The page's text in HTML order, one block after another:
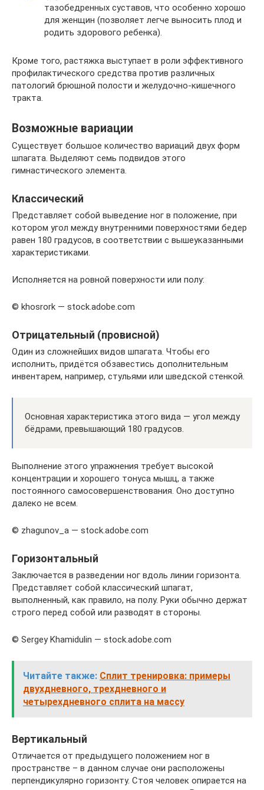
тазобедренных суставов, что особенно хорошо
для женщин (позволяет легче выносить плод и
родить здорового ребенка).
Кроме того, растяжка выступает в роли эффективного
профилактического средства против различных
патологий брюшной полости и желудочно-кишечного
тракта.
Возможные вариации
Существует большое количество вариаций двух форм
шпагата. Выделяют семь подвидов этого
гимнастического элемента.
Классический
Представляет собой выведение ног в положение, при
котором угол между внутренними поверхностями бедер
равен 180 градусов, в соответствии с вышеуказанными
характеристиками.
Исполняется на ровной поверхности или полу:
© khosrork — stock.adobe.com
Отрицательный (провисной)
Один из сложнейших видов шпагата. Чтобы его
исполнить, придётся обзавестись дополнительным
инвентарем, например, стульями или шведской стенкой.
Основная характеристика этого вида — угол между
бёдрами, превышающий 180 градусов.
Выполнение этого упражнения требует высокой
концентрации и хорошего тонуса мышц, а также
постоянного самосовершенствования. Оно доступно
далеко не всем.
© zhagunov_a — stock.adobe.com
Горизонтальный
Заключается в разведении ног вдоль линии горизонта.
Представляет собой классический шпагат,
выполненный, как правило, на полу. Руки обычно держат
строго перед собой или разводят в стороны.
© Sergey Khamidulin — stock.adobe.com
Читайте также: Сплит тренировка: примеры
двухдневного, трехдневного и
четырехдневного сплита на массу
Вертикальный
Отличается от предыдущего положением ног в
пространстве – в данном случае они расположены
перпендикулярно горизонту. Стоя человек опирается на